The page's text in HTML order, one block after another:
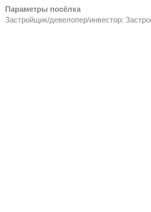
Параметры посёлка
Застройщик/девелопер/инвестор: